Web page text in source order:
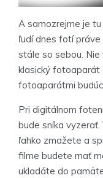
A samozrejme je tu
ľudí dnes fotí
stále so sebou. Nie
klasický fotoaparát
fotoaparátmi
Pri digitálnom
bude sníka
ľahko zmažete a
filme budete mať
ukladáte do